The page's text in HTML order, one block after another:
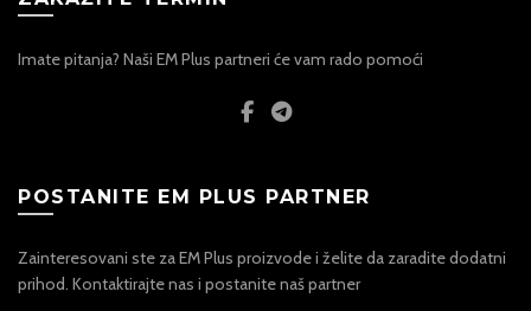
Imate pitanja? Naši EM Plus partneri će vam rado pomoći
POSTANITE EM PLUS PARTNER
Zainteresovani ste za EM Plus proizvode i želite da zaradite dodatni
prihod. Kontaktirajte nas i postanite naš partner